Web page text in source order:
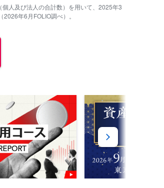
人及び法人の合計数）を用いて、2025年3
年6月FOLIO調べ）。